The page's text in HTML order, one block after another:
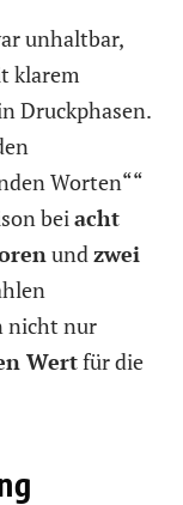
unhaltbar,
klarem
Druckphasen.
Worten““
beiacht
undzwei
nicht nur
Wertfür die